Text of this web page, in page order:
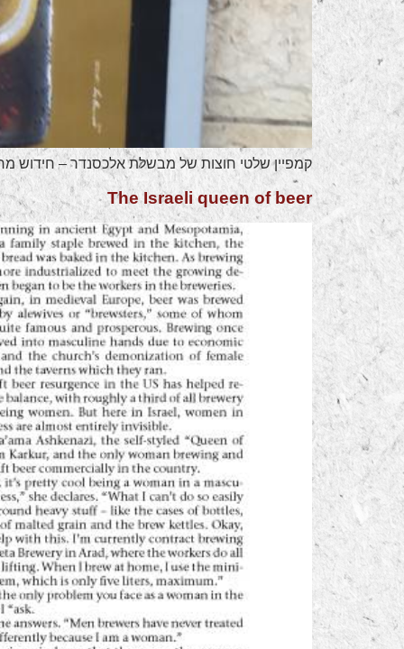
קמפיין שלטי חוצות של מבשלת אלכסנדר – חידוש
The Israeli queen of beer